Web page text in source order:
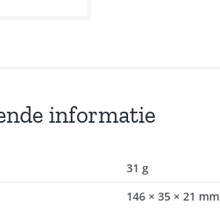
informatie
31 g
146 × 35 × 21 mm